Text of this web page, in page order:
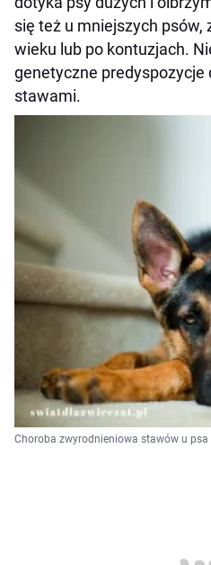
się też u mniejszych psów,
wieku lub po kontuzjach.
genetyczne predyspozycje
stawami.
Choroba zwyrodnieniowa stawów u psa